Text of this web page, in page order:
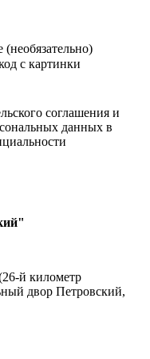
с картинки
соглашения и
данных в
й километр
двор Петровский,